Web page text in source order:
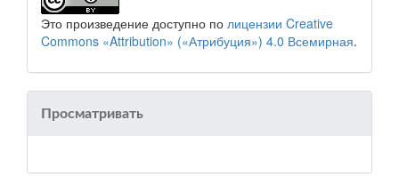
Это произведение доступно по лицензии Creative
Commons «Attribution» («Атрибуция») 4.0 Всемирная.
Просматривать